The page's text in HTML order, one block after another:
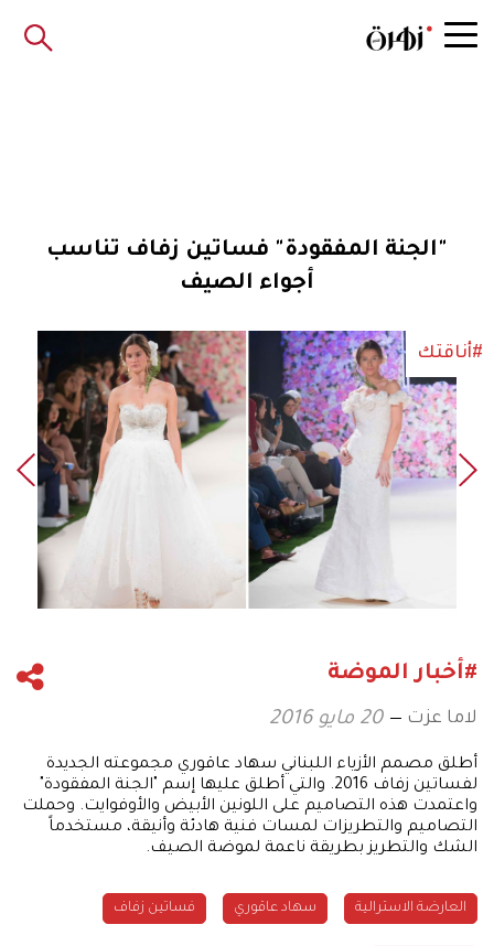
"الجنة المفقودة" فساتين زفاف تناسب
أجواء الصيف
#أناقتك
#أخبار الموضة
لاما عزت 20 مايو 2016
أطلق مصمم الأزياء اللبناني سهاد عاقوري مجموعته الجديدة
لفساتين زفاف 2016. والتي أطلق عليها إسم "الجنة المفقودة"
واعتمدت هذه التصاميم على اللونين الأبيض والأوفوايت. وحملت
التصاميم والتطريزات لمسات فنية هادئة وأنيقة، مستخدماً
الشك والتطريز بطريقة ناعمة لموضة الصيف.
العارضة الاسترالية سهاد عاقوري فساتين زفاف